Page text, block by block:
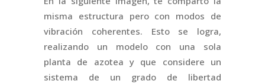
misma estructura pero con modos de
vibración coherentes. Esto se logra,
realizando un modelo con una sola
planta de azotea y que considere un
sistema de un grado de libertad